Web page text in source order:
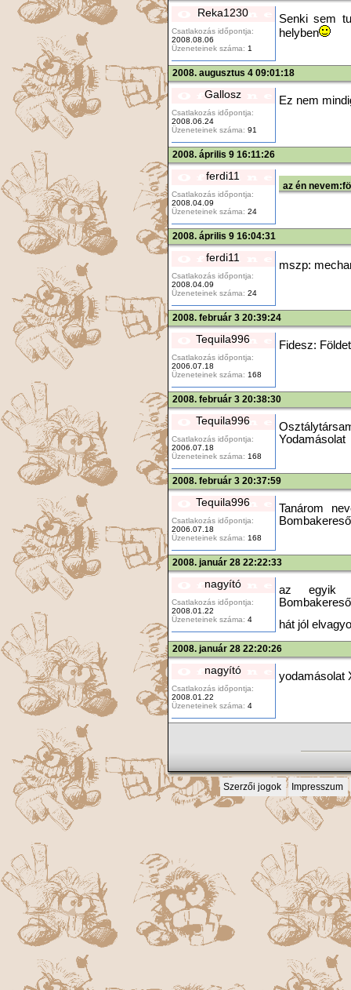
Reka1230
Csatlakozás időpontja:
2008.08.06
Üzeneteinek száma: 1
Senki sem
helyben
2008. augusztus 4 09:01:18
Gallosz
Csatlakozás időpontja:
2008.06.24
Üzeneteinek száma: 91
Ez nem
2008. április 9 16:11:26
ferdi11
Csatlakozás időpontja:
2008.04.09
Üzeneteinek száma: 24
az én
2008. április 9 16:04:31
ferdi11
Csatlakozás időpontja:
2008.04.09
Üzeneteinek száma: 24
mszp:
2008. február 3 20:39:24
Tequila996
Csatlakozás időpontja:
2006.07.18
Üzeneteinek száma: 168
Fidesz:
2008. február 3 20:38:30
Tequila996
Csatlakozás időpontja:
2006.07.18
Üzeneteinek száma: 168
Yodamásolat
2008. február 3 20:37:59
Tequila996
Csatlakozás időpontja:
2006.07.18
Üzeneteinek száma: 168
Tanárom
2008. január 28 22:22:33
nagyító
Csatlakozás időpontja:
2008.01.22
Üzeneteinek száma: 4
az egyik
hát jól
2008. január 28 22:20:26
nagyító
Csatlakozás időpontja:
2008.01.22
Üzeneteinek száma: 4
yodamásolat
Szerzői jogok Impresszum